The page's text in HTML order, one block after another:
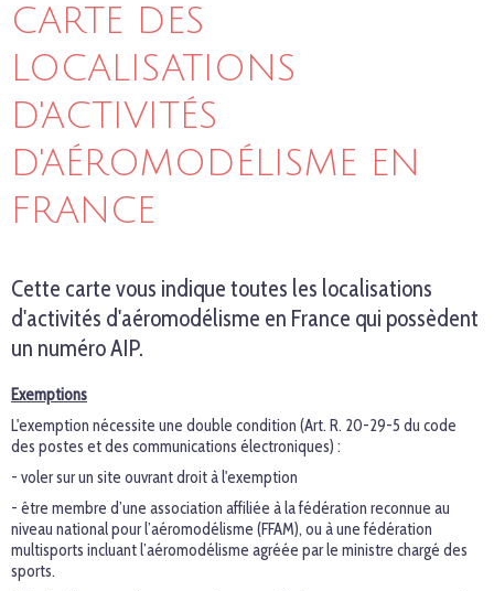
CARTE DES
LOCALISATIONS
D'ACTIVITÉS
D'AÉROMODÉLISME EN
FRANCE
Cette carte vous indique toutes les localisations
d'activités d'aéromodélisme en France qui possèdent
un numéro AIP.
Exemptions
L'exemption nécessite une double condition (Art. R. 20-29-5 du code
des postes et des communications électroniques) :
- voler sur un site ouvrant droit à l'exemption
- être membre d’une association affiliée à la fédération reconnue au
niveau national pour l’aéromodélisme (FFAM), ou à une fédération
multisports incluant l’aéromodélisme agréée par le ministre chargé des
sports.